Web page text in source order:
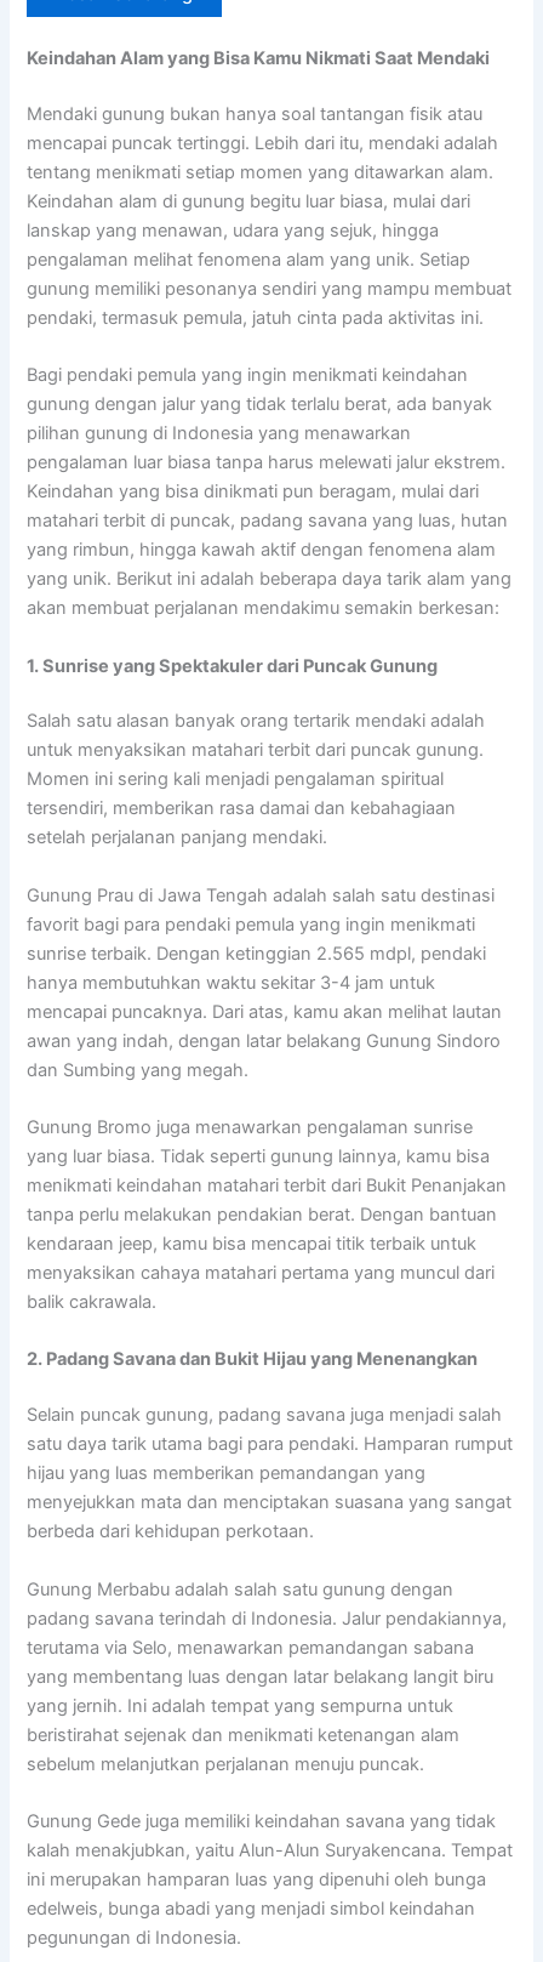
Keindahan Alam yang Bisa Kamu Nikmati Saat Mendaki
Mendaki gunung bukan hanya soal tantangan fisik atau
mencapai puncak tertinggi. Lebih dari itu, mendaki adalah
tentang menikmati setiap momen yang ditawarkan alam.
Keindahan alam di gunung begitu luar biasa, mulai dari
lanskap yang menawan, udara yang sejuk, hingga
pengalaman melihat fenomena alam yang unik. Setiap
gunung memiliki pesonanya sendiri yang mampu membuat
pendaki, termasuk pemula, jatuh cinta pada aktivitas ini.
Bagi pendaki pemula yang ingin menikmati keindahan
gunung dengan jalur yang tidak terlalu berat, ada banyak
pilihan gunung di Indonesia yang menawarkan
pengalaman luar biasa tanpa harus melewati jalur ekstrem.
Keindahan yang bisa dinikmati pun beragam, mulai dari
matahari terbit di puncak, padang savana yang luas, hutan
yang rimbun, hingga kawah aktif dengan fenomena alam
yang unik. Berikut ini adalah beberapa daya tarik alam yang
akan membuat perjalanan mendakimu semakin berkesan:
1. Sunrise yang Spektakuler dari Puncak Gunung
Salah satu alasan banyak orang tertarik mendaki adalah
untuk menyaksikan matahari terbit dari puncak gunung.
Momen ini sering kali menjadi pengalaman spiritual
tersendiri, memberikan rasa damai dan kebahagiaan
setelah perjalanan panjang mendaki.
Gunung Prau di Jawa Tengah adalah salah satu destinasi
favorit bagi para pendaki pemula yang ingin menikmati
sunrise terbaik. Dengan ketinggian 2.565 mdpl, pendaki
hanya membutuhkan waktu sekitar 3-4 jam untuk
mencapai puncaknya. Dari atas, kamu akan melihat lautan
awan yang indah, dengan latar belakang Gunung Sindoro
dan Sumbing yang megah.
Gunung Bromo juga menawarkan pengalaman sunrise
yang luar biasa. Tidak seperti gunung lainnya, kamu bisa
menikmati keindahan matahari terbit dari Bukit Penanjakan
tanpa perlu melakukan pendakian berat. Dengan bantuan
kendaraan jeep, kamu bisa mencapai titik terbaik untuk
menyaksikan cahaya matahari pertama yang muncul dari
balik cakrawala.
2. Padang Savana dan Bukit Hijau yang Menenangkan
Selain puncak gunung, padang savana juga menjadi salah
satu daya tarik utama bagi para pendaki. Hamparan rumput
hijau yang luas memberikan pemandangan yang
menyejukkan mata dan menciptakan suasana yang sangat
berbeda dari kehidupan perkotaan.
Gunung Merbabu adalah salah satu gunung dengan
padang savana terindah di Indonesia. Jalur pendakiannya,
terutama via Selo, menawarkan pemandangan sabana
yang membentang luas dengan latar belakang langit biru
yang jernih. Ini adalah tempat yang sempurna untuk
beristirahat sejenak dan menikmati ketenangan alam
sebelum melanjutkan perjalanan menuju puncak.
Gunung Gede juga memiliki keindahan savana yang tidak
kalah menakjubkan, yaitu Alun-Alun Suryakencana. Tempat
ini merupakan hamparan luas yang dipenuhi oleh bunga
edelweis, bunga abadi yang menjadi simbol keindahan
pegunungan di Indonesia.